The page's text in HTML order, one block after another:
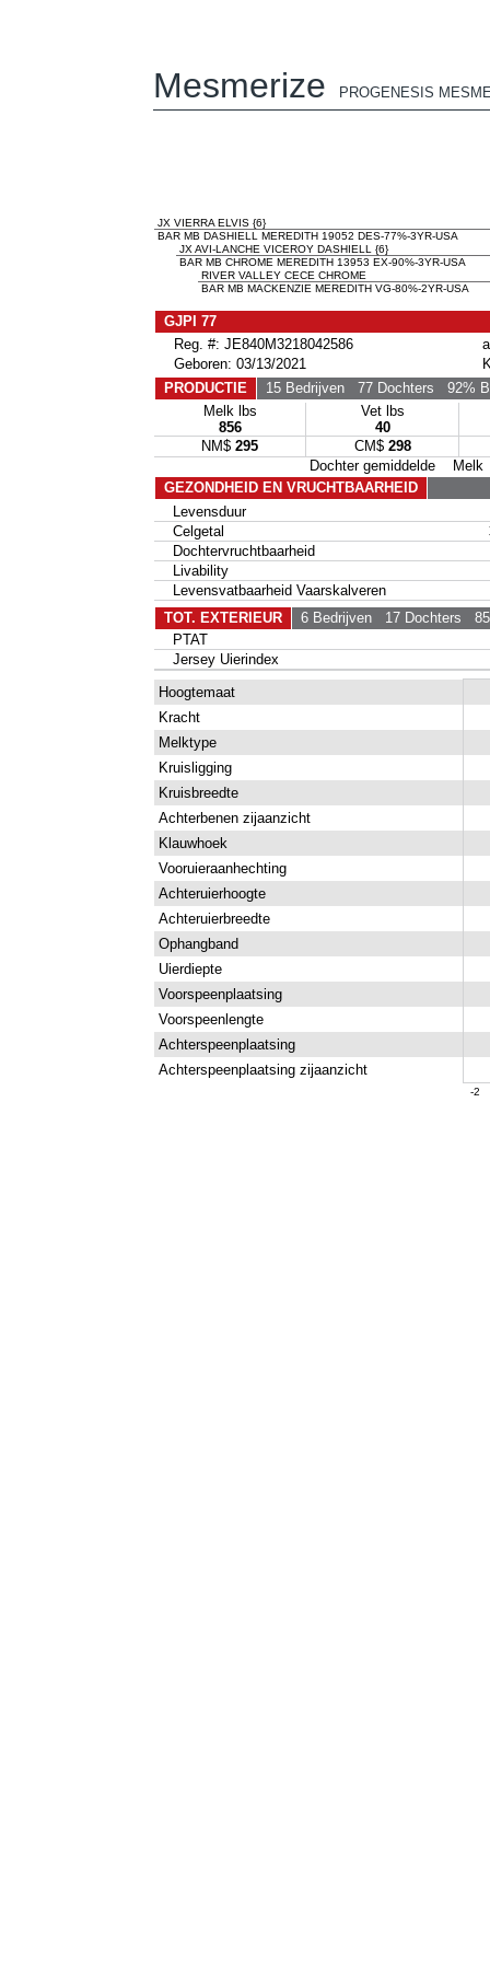
Mesmerize PROGENESIS
JX VIERRA ELVIS {6}
BAR MB DASHIELL MEREDITH 19052 DES-77%-3YR-USA
JX AVI-LANCHE VICEROY DASHIELL {6}
BAR MB CHROME MEREDITH 13953 EX-90%-3YR-USA
RIVER VALLEY CECE CHROME
BAR MB MACKENZIE MEREDITH VG-80%-2YR-USA
GJPI 77
Reg. #: JE840M3218042586
Geboren: 03/13/2021
PRODUCTIE
15 Bedrijven 77 Dochters 92%
Melk lbs
856
Vet lbs
40
NM$ 295 CM$ 298
Dochter gemiddelde
GEZONDHEID EN VRUCHTBAARHEID
Levensduur
Celgetal
Dochtervruchtbaarheid
Livability
Levensvatbaarheid Vaarskalveren
TOT. EXTERIEUR
6 Bedrijven 17 Dochters
PTAT
Jersey Uierindex
Hoogtemaat
Kracht
Melktype
Kruisligging
Kruisbreedte
Achterbenen zijaanzicht
Klauwhoek
Vooruieraanhechting
Achteruierhoogte
Achteruierbreedte
Ophangband
Uierdiepte
Voorspeenplaatsing
Voorspeenlengte
Achterspeenplaatsing
Achterspeenplaatsing zijaanzicht
-2